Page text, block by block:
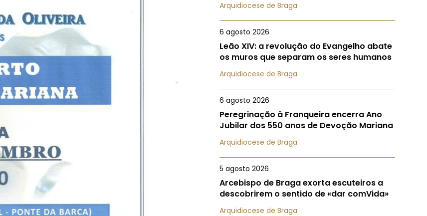
Arquidiocese de Braga
6 agosto 2026
Leão XIV: a revolução do Evangelho abate
os muros que separam os seres humanos
Arquidiocese de Braga
6 agosto 2026
Peregrinação à Franqueira encerra Ano
Jubilar dos 550 anos de Devoção Mariana
Arquidiocese de Braga
5 agosto 2026
Arcebispo de Braga exorta escuteiros a
descobrirem o sentido de «dar comVida»
Arquidiocese de Braga